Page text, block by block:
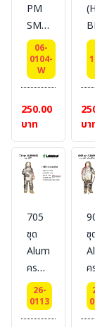
PM
SMARTSAFE
(ABS)
หมวก
นิรภัย
ปรับ
หมุน
พร้อม
สาย
รัด
คางสี
ดำ 4
จุดไน
ล่อน
+
ยาง
ยืด
พร้อม
คลิ๊ป
06-
0104-
W
250.00
บาท
ห
แ
ป
ห
สี
ข
บา
705
ชุด
Aluminize
ครบ
SET
#
LAKELAND
26-
0113
ชุ
ค
พ
ที่